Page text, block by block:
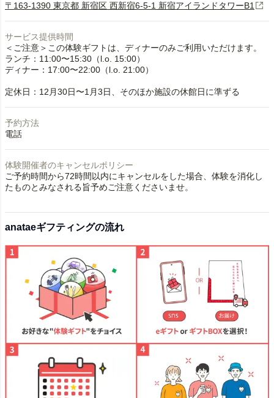
〒163-1390 東京都 新宿区 西新宿6-5-1 新宿アイランドタワーB1
サービス提供時間
＜ご注意＞この体験ギフトは、ディナーのみご利用いただけます。
ランチ：11:00〜15:30（l.o. 15:00）
ディナー：17:00〜22:00（l.o. 21:00）
定休日：12月30日〜1月3日、そのほか施設の休館日に準ずる
予約方法
電話
体験開催者のキャンセルポリシー
ご予約時間から72時間以内にキャンセルをした場合、体験を消化し
たものとみなされる旨予めご注意くださいませ。
anataeギフティングの流れ